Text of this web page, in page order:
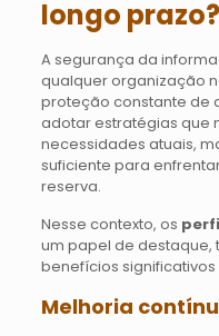
longo prazo?
A segurança da
qualquer organização
proteção constante de
adotar estratégias que
necessidades atuais,
suficiente para
reserva.
Nesse contexto, os
um papel de destaque,
benefícios
Melhoria